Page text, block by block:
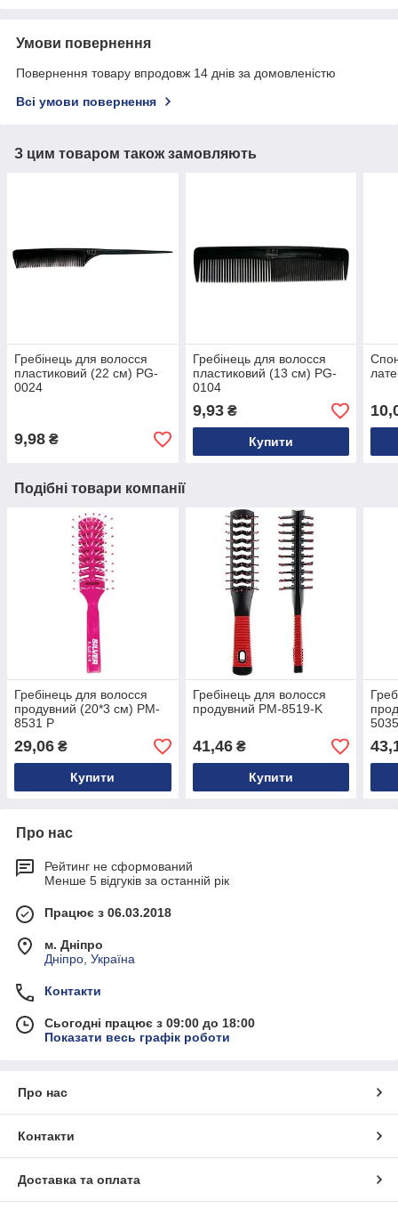
Умови повернення
Повернення товару впродовж 14 днів за домовленістю
Всі умови повернення
З цим товаром також замовляють
Гребінець для волосся
пластиковий (22 см) PG-
0024
9,98 ₴
Гребінець для волосся
пластиковий (13 см) PG-
0104
9,93₴
Купити
Подібні товари компанії
Гребінець для волосся
продувний (20*3 см) PM-
8531 Р
29,06 ₴
Купити
Гребінець для волосся
продувний PM-8519-K
41,46₴
Купити
Про нас
Рейтинг не сформований
Менше 5 відгуків за останній рік
Працює з 06.03.2018
м. Дніпро
Дніпро, Україна
Контакти
Сьогодні працює з 09:00 до 18:00
Показати весь графік роботи
Про нас
Контакти
Доставка та оплата